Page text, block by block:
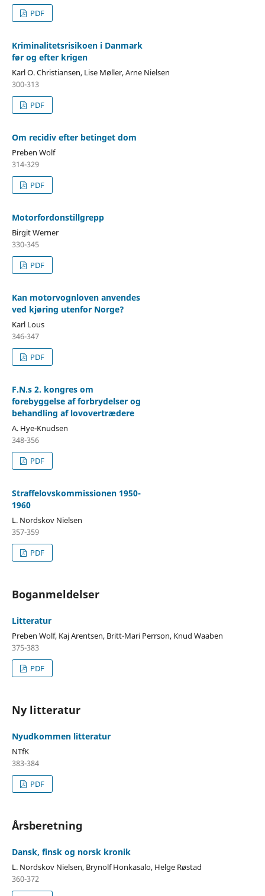
PDF
Kriminalitetsrisikoen i Danmark
før og efter krigen
Karl O. Christiansen, Lise Møller, Arne Nielsen
300-313
PDF
Om recidiv efter betinget dom
Preben Wolf
314-329
PDF
Motorfordonstillgrepp
Birgit Werner
330-345
PDF
Kan motorvognloven anvendes
ved kjøring utenfor Norge?
Karl Lous
346-347
PDF
F.N.s 2. kongres om
forebyggelse af forbrydelser og
behandling af lovovertrædere
A. Hye-Knudsen
348-356
PDF
Straffelovskommissionen 1950-
1960
L. Nordskov Nielsen
357-359
PDF
Boganmeldelser
Litteratur
Preben Wolf, Kaj Arentsen, Britt-Mari Perrson, Knud Waaben
375-383
PDF
Ny litteratur
Nyudkommen litteratur
NTfK
383-384
PDF
Årsberetning
Dansk, finsk og norsk kronik
L. Nordskov Nielsen, Brynolf Honkasalo, Helge Røstad
360-372